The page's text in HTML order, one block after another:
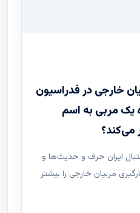
خارجی در فدراسیون
/ چرا هر 6 ماه یک مربی به اسم
می‌کند؟
ایران حرف و حدیث‌ها و
مربیان خارجی را بیشتر